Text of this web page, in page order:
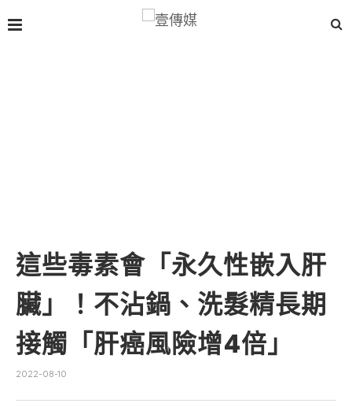
這些毒素會「永久性嵌入肝
臟」！不沾鍋、洗髮精長期
接觸「肝癌風險增4倍」
2022-08-10